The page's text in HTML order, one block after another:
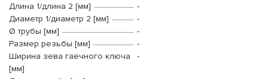
Длина 1/длина 2 [мм]
-
Диаметр 1/диаметр 2 [мм]
-
Ø трубы [мм]
-
Размер резьбы [мм]
-
Ширина зева гаечного ключа
[мм]
-